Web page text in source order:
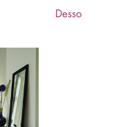
Desso